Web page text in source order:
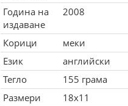
Година на
издаване
2008
Корици
меки
Език
английски
Тегло
155 грама
Размери
18x11